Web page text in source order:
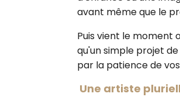
avant même que le
Puis vient le moment
qu'un simple projet
par la patience de
Une artiste